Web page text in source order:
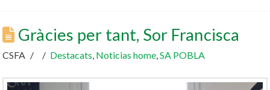
Gràcies per tant, Sor Francisca
CSFA Destacats, Noticias home,SA POBLA